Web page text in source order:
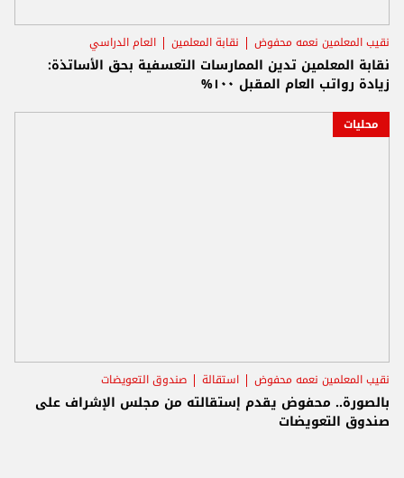
نقيب المعلمين نعمه محفوض نقابة المعلمين العام الدراسي
نقابة المعلمين تدين الممارسات التعسفية بحق الأساتذة:
زيادة رواتب العام المقبل ١٠٠%
محليات
نقيب المعلمين نعمه محفوض استقالة صندوق التعويضات
بالصورة.. محفوض يقدم إستقالته من مجلس الإشراف على
صندوق التعويضات